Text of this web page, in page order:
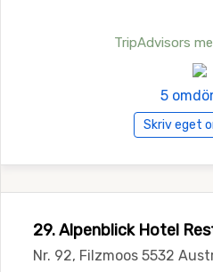
TripAdvisors
5
Skriv eget
29. Alpenblick Hotel
Nr. 92, Filzmoos 5532